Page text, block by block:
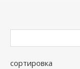
сортировка